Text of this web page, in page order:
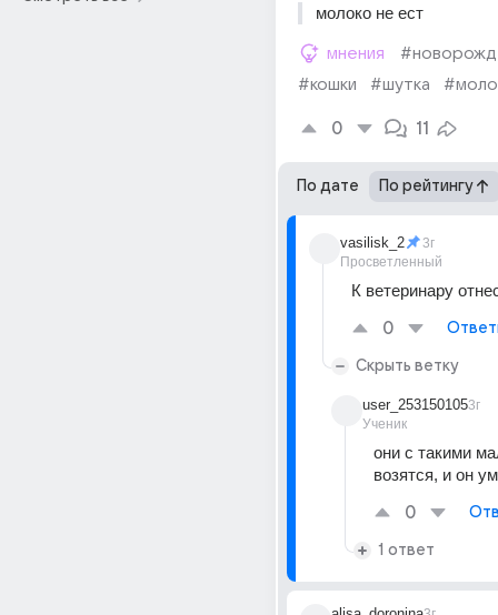
молоко не ест
мнения
#кошки
#шутка
0 11
По дате По рейтингу
vasilisk_2
Просветленный
3г
К ветеринару
0
Скрыть ветку
user_253150105
Ученик
3г
они с такими
возятся, и он
0
1 ответ